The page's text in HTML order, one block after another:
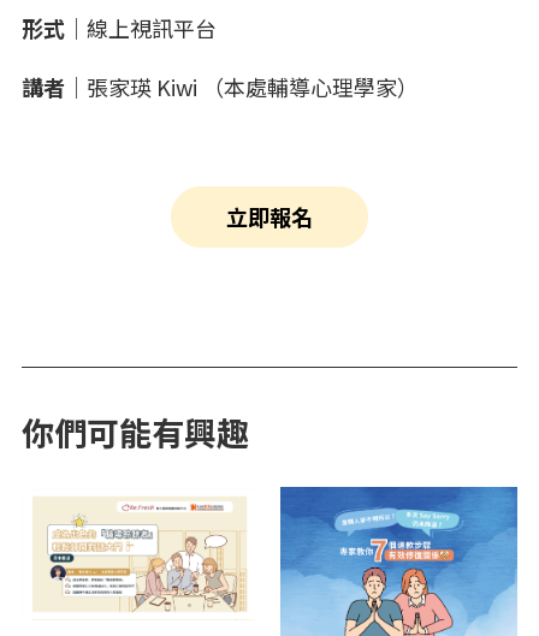
形式 ｜線上視訊平台
講者 ｜張家瑛 Kiwi （本處輔導心理學家）
立即報名
你們可能有興趣